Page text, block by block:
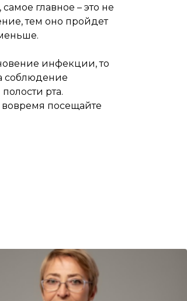
главное – это не
тем оно пройдет
инфекции, то
соблюдение
рта.
вовремя посещайте